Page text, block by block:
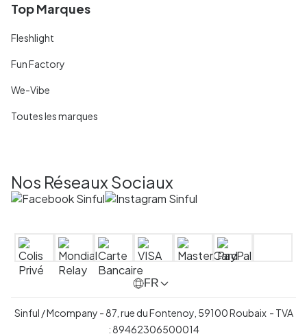
Top Marques
Fleshlight
Fun Factory
We-Vibe
Toutes les marques
Nos Réseaux Sociaux
FR
Sinful / Mcompany - 87, rue du Fontenoy, 59100 Roubaix - TVA
: 89462306500014